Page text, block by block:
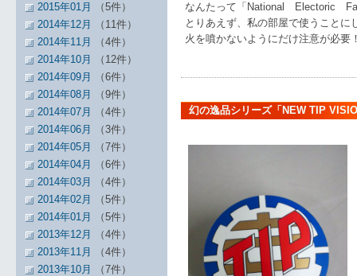
なんたって「National Electoric
とりあえず、私の部屋で使うことに
火を噴かないようにだけ注意が必要
幻の逸品シリーズ「NEW TIP
2015年01月
（5件）
2014年12月
（11件）
2014年11月
（4件）
2014年10月
（12件）
2014年09月
（6件）
2014年08月
（9件）
2014年07月
（4件）
2014年06月
（3件）
2014年05月
（7件）
2014年04月
（6件）
2014年03月
（4件）
2014年02月
（5件）
2014年01月
（5件）
2013年12月
（4件）
2013年11月
（4件）
2013年10月
（7件）